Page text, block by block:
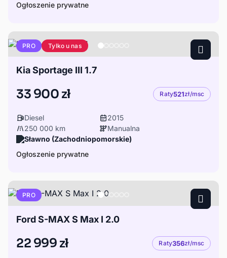
Ogłoszenie prywatne
PRO Tylko u nas
Kia Sportage III 1.7
33 900 zł Raty521zł/msc
Diesel
2015
250 000 km
Manualna
Sławno (Zachodniopomorskie)
Ogłoszenie prywatne
PRO
Ford S-MAX S Max I 2.0
22 999 zł Raty356zł/msc